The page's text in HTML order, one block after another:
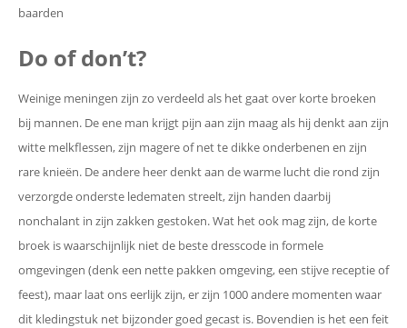
baarden
Do of don’t?
Weinige meningen zijn zo verdeeld als het gaat over korte broeken
bij mannen. De ene man krijgt pijn aan zijn maag als hij denkt aan zijn
witte melkflessen, zijn magere of net te dikke onderbenen en zijn
rare knieën. De andere heer denkt aan de warme lucht die rond zijn
verzorgde onderste ledematen streelt, zijn handen daarbij
nonchalant in zijn zakken gestoken. Wat het ook mag zijn, de korte
broek is waarschijnlijk niet de beste dresscode in formele
omgevingen (denk een nette pakken omgeving, een stijve receptie of
feest), maar laat ons eerlijk zijn, er zijn 1000 andere momenten waar
dit kledingstuk net bijzonder goed gecast is. Bovendien is het een feit